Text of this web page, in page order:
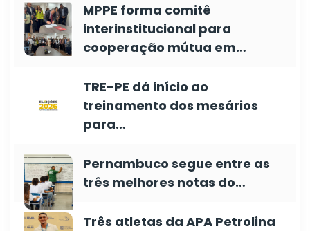
MPPE forma comitê
interinstitucional para
cooperação mútua em…
TRE-PE dá início ao
treinamento dos mesários
para…
Pernambuco segue entre as
três melhores notas do…
Três atletas da APA Petrolina